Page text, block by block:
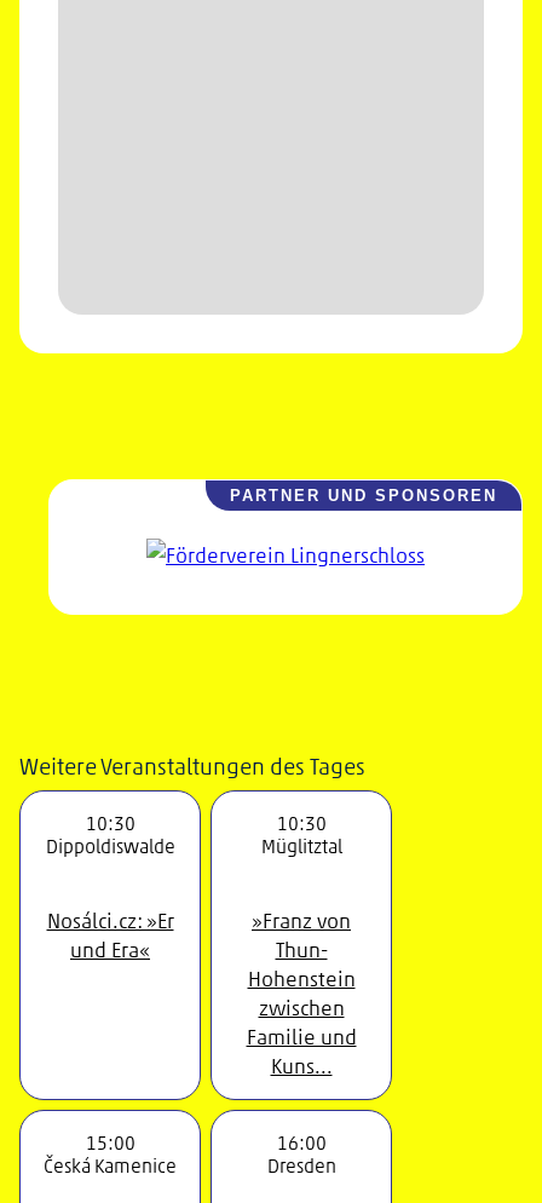
Weitere Veranstaltungen des Tages
10:30
Dippoldiswalde
Nosálci.cz: »Er
und Era«
10:30
Müglitztal
»Franz von
Thun-
Hohenstein
zwischen
Familie und
Kuns...
15:00
Česká Kamenice
16:00
Dresden